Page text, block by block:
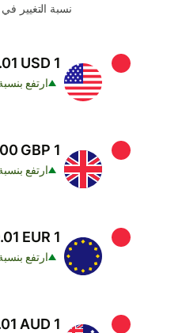
نسبة التغيير في آخر
1 JPY = 0.01 USD
ارتفع بنسبة
1 JPY = 0.00 GBP
ارتفع بنسبة
1 JPY = 0.01 EUR
ارتفع بنسبة
1 JPY = 0.01 AUD